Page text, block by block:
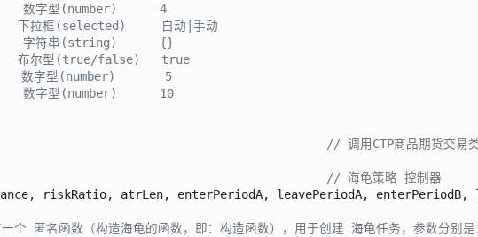
字型(number)      4
拉框(selected)     自动|手动
字符串(string)      {}
布尔型(true/false)   true
数字型(number)       5
数字型(number)      10
// 调用CTP商品期货交易
{
// 海龟策略 控制器
riskRatio, atrLen, enterPeriodA, leavePeriodA,
匿名函数（构造海龟的函数，即：构造函数），用于创建 海龟任务，参数分别是